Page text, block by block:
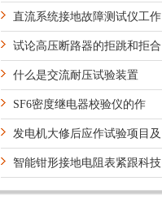
直流系统接地故障测试仪工作
原理试论高压断路器的拒跳和拒合
的原因和解决方法
什么是交流耐压试验装置
SF6密度继电器校验仪的作
用？发电机大修后应作试验项目及
注意问题
智能钳形接地电阻表紧跟科技
发展，安全有保障